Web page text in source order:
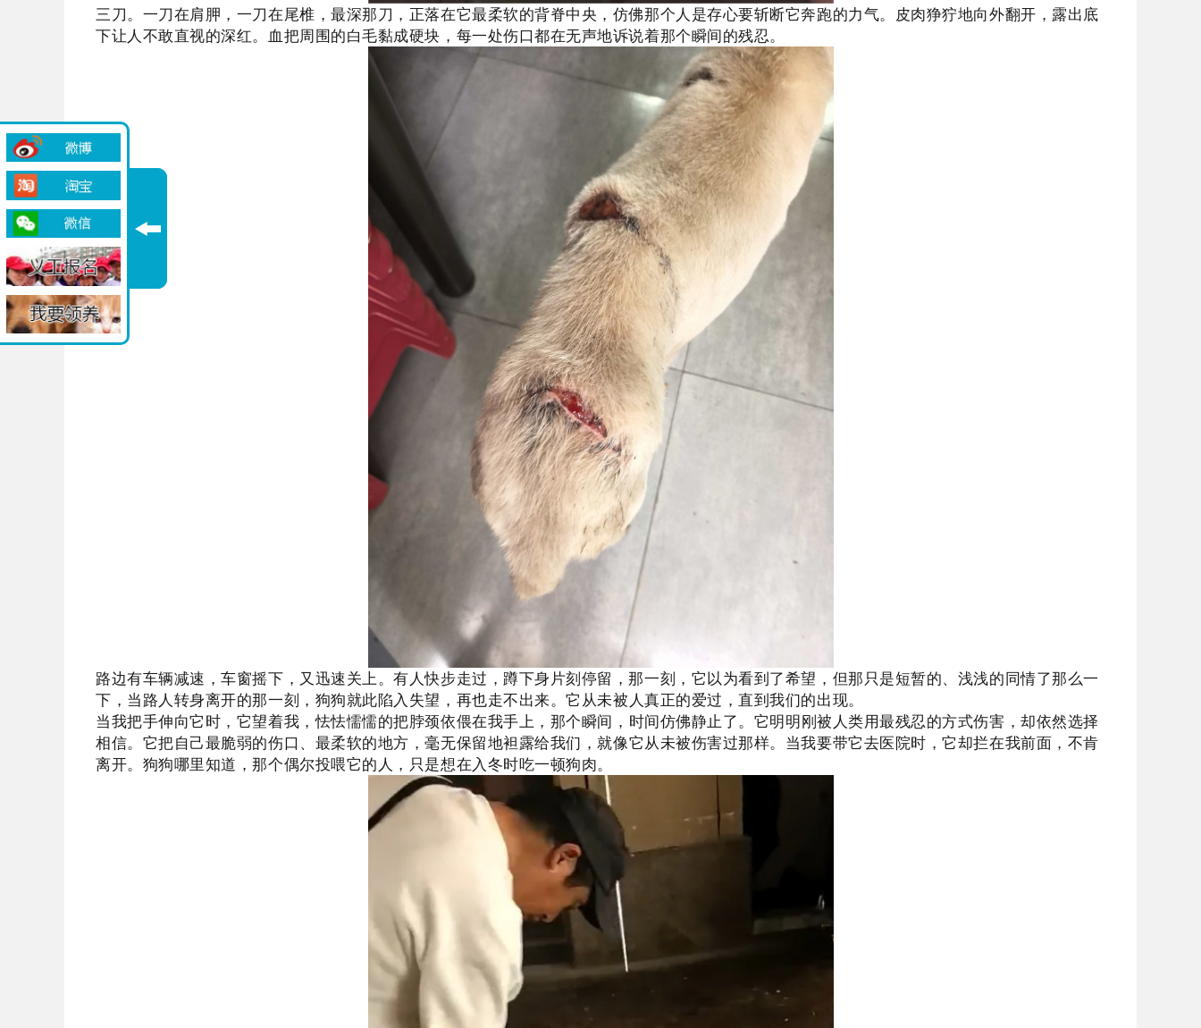
三刀。一刀在肩胛，一刀在尾椎，最深那刀，正落在它最柔软的背脊中央，仿佛那个人是存心要斩断它奔跑的力气。皮肉狰狞地向外翻开，露出底
下让人不敢直视的深红。血把周围的白毛黏成硬块，每一处伤口都在无声地诉说着那个瞬间的残忍。
路边有车辆减速，车窗摇下，又迅速关上。有人快步走过，蹲下身片刻停留，那一刻，它以为看到了希望，但那只是短暂的、浅浅的同情了那么一
下，当路人转身离开的那一刻，狗狗就此陷入失望，再也走不出来。它从未被人真正的爱过， 直到我们的出现。
当我把手伸向它时， 它望着我，怯怯懦懦的把脖颈依偎在我手上，那个瞬间，时间仿佛静止了。它明明刚被人类用最残忍的方式伤害，却依然选择
相信。 它把自己最脆弱的伤口、最柔软的地方，毫无保留地袒露给我们，就像它从未被伤害过那样。当我要带它去医院时，它却拦在我前面，不肯
离开。狗狗哪里知道，那个偶尔投喂它的人，只是想在入冬时吃一顿狗肉。